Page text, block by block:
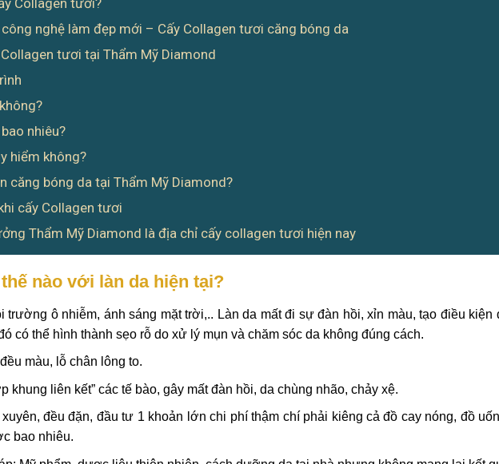
nghệ làm đẹp mới – Cấy Collagen tươi căng bóng da
tươi tại Thẩm Mỹ Diamond
nhiêu?
hiểm không?
căng bóng da tại Thẩm Mỹ Diamond?
cấy Collagen tươi
Thẩm Mỹ Diamond là địa chỉ cấy collagen tươi hiện nay
nào với làn da hiện tại?
trường ô nhiễm, ánh sáng mặt trời,.. Làn da mất đi sự đàn hồi, xỉn màu, tạo điều kiện
có thể hình thành sẹo rỗ do xử lý mụn và chăm sóc da không đúng cách.
màu, lỗ chân lông to.
khung liên kết” các tế bào, gây mất đàn hồi, da chùng nhão, chảy xệ.
đều đặn, đầu tư 1 khoản lớn chi phí thậm chí phải kiêng cả đồ cay nóng, đồ
bao nhiêu.